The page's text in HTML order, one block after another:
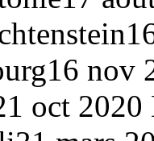
16 nov
oct 2020